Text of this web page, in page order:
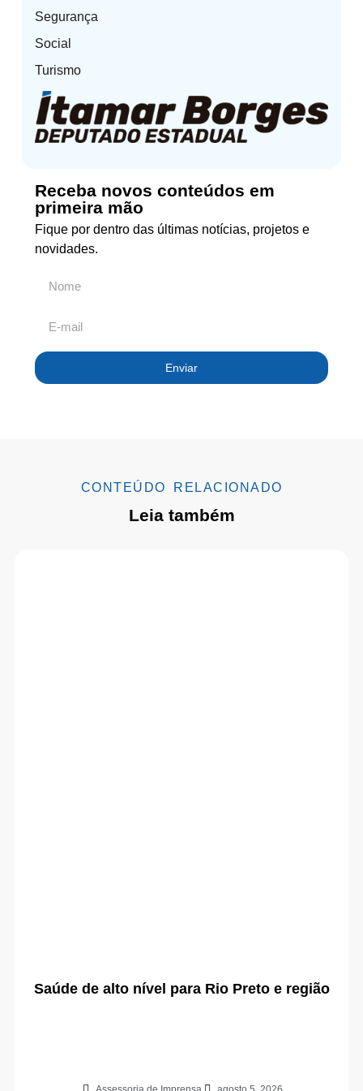
Segurança
Social
Turismo
Receba novos conteúdos em
primeira mão
Fique por dentro das últimas notícias, projetos e
novidades.
Enviar
CONTEÚDO RELACIONADO
Leia também
Saúde de alto nível para Rio Preto e região